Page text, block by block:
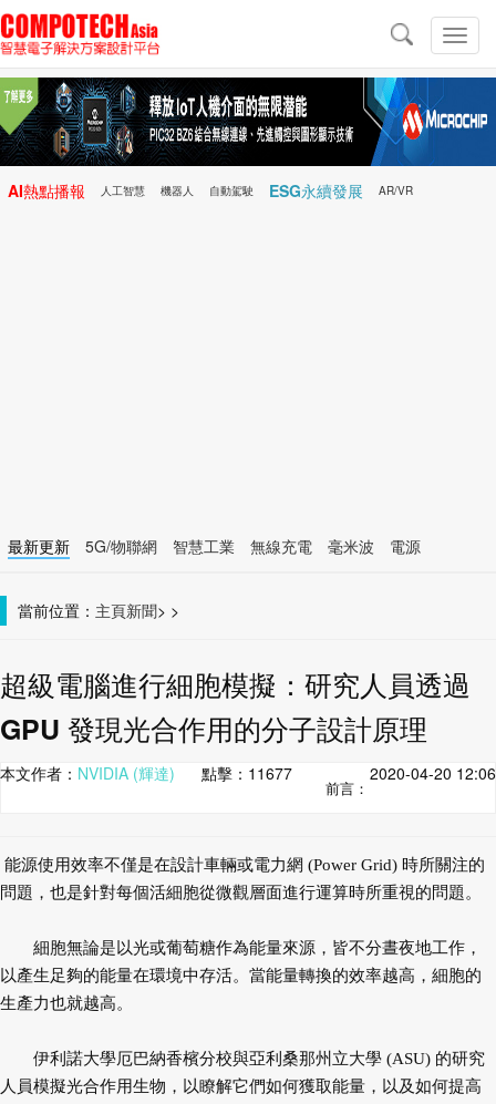
切
換
導
導
航
AI熱點播報 人工智慧 機器人 自動駕駛 ESG永續發展 AR/VR
最新更新 5G/物聯網 智慧工業 無線充電 毫米波
電源
當前位置： 主頁 >
新聞 >
超級電腦進行細胞模擬：研究人員透過
GPU 發現光合作用的分子設計原理
本文作者： NVIDIA (輝達) 點擊： 11677 2020-04-20 12:06
前言：
能源使用效率不僅是在設計車輛或電力網 (Power Grid) 時所關注的
問題，也是針對每個活細胞從微觀層面進行運算時所重視的問題。
細胞無論是以光或葡萄糖作為能量來源，皆不分晝夜地工作，
以產生足夠的能量在環境中存活。當能量轉換的效率越高，細胞的
生產力也就越高。
伊利諾大學厄巴納香檳分校與亞利桑那州立大學 (ASU) 的研究
人員模擬光合作用生物，以瞭解它們如何獲取能量，以及如何提高